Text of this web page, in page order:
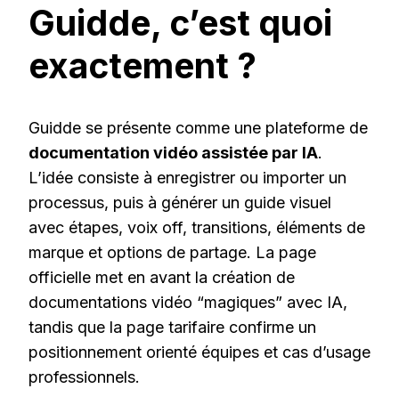
Guidde, c’est quoi
exactement ?
Guidde se présente comme une plateforme de
documentation vidéo assistée par IA.
L’idée consiste à enregistrer ou importer un
processus, puis à générer un guide visuel
avec étapes, voix off, transitions, éléments de
marque et options de partage. La page
officielle met en avant la création de
documentations vidéo “magiques” avec IA,
tandis que la page tarifaire confirme un
positionnement orienté équipes et cas d’usage
professionnels.